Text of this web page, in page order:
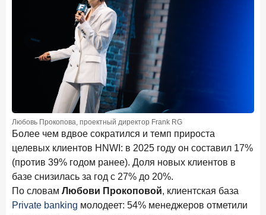
завоевывают лояльность private-клиентов
Рассылка Frank RG
Итоги недели, наша трактовка основных событий
на банковском рынке
ПОДПИСАТЬСЯ
8 июня 2026 года ИССЛЕДОВАНИЕ
По итогам мая 2026 года объем выдач кредитов
Любовь Прокопова, проектный директор Frank RG
Более чем вдвое сократился и темп прироста
целевых клиентов HNWI: в 2025 году он составил 17%
(против 39% годом ранее). Доля новых клиентов в
базе снизилась за год с 27% до 20%.
По словам Любови Прокоповой, клиентская база
Private banking молодеет: 54% менеджеров отметили